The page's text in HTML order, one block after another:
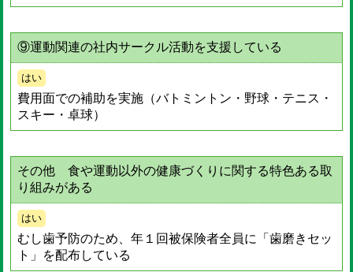
⑨運動関連の社内サークル活動を支援している
はい
費用面での補助を実施（バトミントン・野球・テニス・
スキー・卓球）
その他 食や運動以外の健康づくりに関する特色ある取
り組みがある
はい
むし歯予防のため、年１回被保険者全員に「歯磨きセッ
ト」を配布している